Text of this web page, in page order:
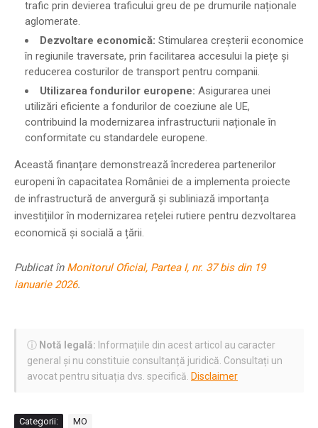
trafic prin devierea traficului greu de pe drumurile naționale
aglomerate.
Dezvoltare economică: Stimularea creșterii economice
în regiunile traversate, prin facilitarea accesului la piețe și
reducerea costurilor de transport pentru companii.
Utilizarea fondurilor europene: Asigurarea unei
utilizări eficiente a fondurilor de coeziune ale UE,
contribuind la modernizarea infrastructurii naționale în
conformitate cu standardele europene.
Această finanțare demonstrează încrederea partenerilor
europeni în capacitatea României de a implementa proiecte
de infrastructură de anvergură și subliniază importanța
investițiilor în modernizarea rețelei rutiere pentru dezvoltarea
economică și socială a țării.
Publicat în Monitorul Oficial, Partea I, nr. 37 bis din 19
ianuarie 2026.
ⓘ Notă legală: Informațiile din acest articol au caracter
general și nu constituie consultanță juridică. Consultați un
avocat pentru situația dvs. specifică. Disclaimer
Categorii: MO